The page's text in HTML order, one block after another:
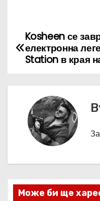
Н
в
ц
и
Kosheen се
електронна
Station в края
Може би ще